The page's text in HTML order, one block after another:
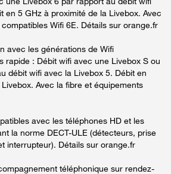
en 5 GHz à proximité de la Livebox. Avec
Wifi 6E. Détails sur orange.fr
avec les générations de Wifi
rapide : Débit wifi avec une Livebox S ou
débit wifi avec la Livebox 5. Débit en
Avec la fibre et équipements
avec les téléphones HD et les
la norme DECT-ULE (détecteurs, prise
interrupteur). Détails sur orange.fr
téléphonique sur rendez-